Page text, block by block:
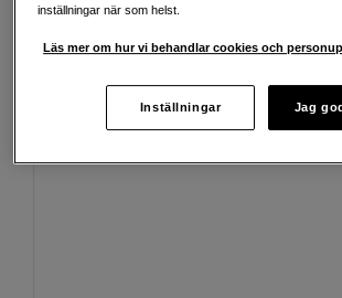
Personlig service och expertrådgivning
inställningar när som helst.
Läs mer om hur vi behandlar cookies och
Inställningar Jag